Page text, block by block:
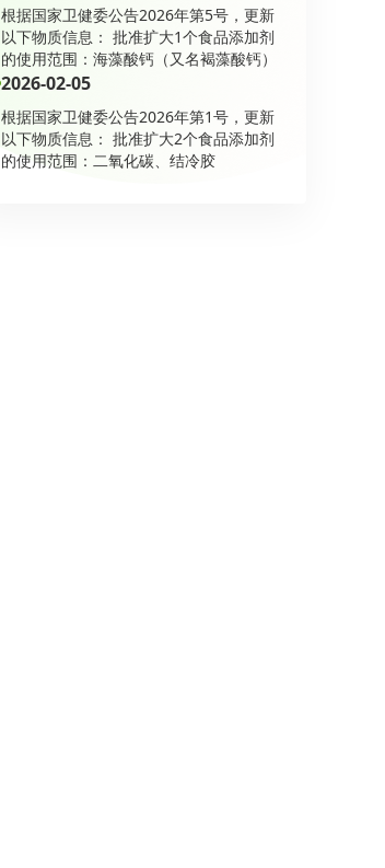
根据国家卫健委公告2026年第5号，更新
以下物质信息： 批准扩大1个食品添加剂
的使用范围：海藻酸钙（又名褐藻酸钙）
2026-02-05
根据国家卫健委公告2026年第1号，更新
以下物质信息： 批准扩大2个食品添加剂
的使用范围：二氧化碳、结冷胶